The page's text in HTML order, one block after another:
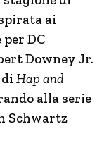
ai
DC
Downey Jr.
Hap and
alla serie
Schwartz